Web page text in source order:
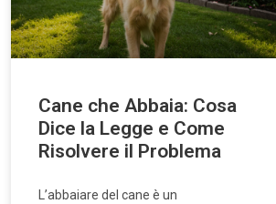
Cane che Abbaia: Cosa
Dice la Legge e Come
Risolvere il Problema
L’abbaiare del cane è un